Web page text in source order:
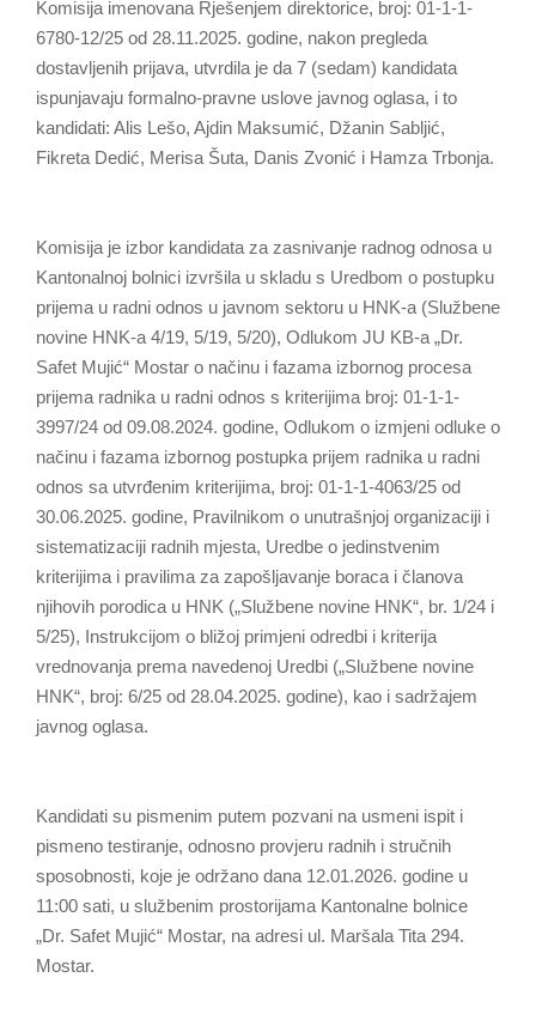
Komisija imenovana Rješenjem direktorice, broj: 01-1-1-
6780-12/25 od 28.11.2025. godine, nakon pregleda
dostavljenih prijava, utvrdila je da 7 (sedam) kandidata
ispunjavaju formalno-pravne uslove javnog oglasa, i to
kandidati: Alis Lešo, Ajdin Maksumić, Džanin Sabljić,
Fikreta Dedić, Merisa Šuta, Danis Zvonić i Hamza Trbonja.
Komisija je izbor kandidata za zasnivanje radnog odnosa u
Kantonalnoj bolnici izvršila u skladu s Uredbom o postupku
prijema u radni odnos u javnom sektoru u HNK-a (Službene
novine HNK-a 4/19, 5/19, 5/20), Odlukom JU KB-a „Dr.
Safet Mujić“ Mostar o načinu i fazama izbornog procesa
prijema radnika u radni odnos s kriterijima broj: 01-1-1-
3997/24 od 09.08.2024. godine, Odlukom o izmjeni odluke o
načinu i fazama izbornog postupka prijem radnika u radni
odnos sa utvrđenim kriterijima, broj: 01-1-1-4063/25 od
30.06.2025. godine, Pravilnikom o unutrašnjoj organizaciji i
sistematizaciji radnih mjesta, Uredbe o jedinstvenim
kriterijima i pravilima za zapošljavanje boraca i članova
njihovih porodica u HNK („Službene novine HNK“, br. 1/24 i
5/25), Instrukcijom o bližoj primjeni odredbi i kriterija
vrednovanja prema navedenoj Uredbi („Službene novine
HNK“, broj: 6/25 od 28.04.2025. godine), kao i sadržajem
javnog oglasa.
Kandidati su pismenim putem pozvani na usmeni ispit i
pismeno testiranje, odnosno provjeru radnih i stručnih
sposobnosti, koje je održano dana 12.01.2026. godine u
11:00 sati, u službenim prostorijama Kantonalne bolnice
„Dr. Safet Mujić“ Mostar, na adresi ul. Maršala Tita 294.
Mostar.